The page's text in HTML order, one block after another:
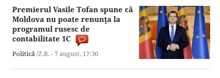
Premierul Vasile Tofan spune că
Moldova nu poate renunţa la
programul rusesc de
contabilitate 1C
Politică/Z.B. -7 august, 17:30